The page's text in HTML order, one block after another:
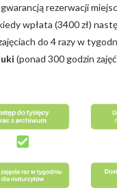
rezerwacji
wpłata (3400 zł)
do 4 razy w
(ponad 300 godzin